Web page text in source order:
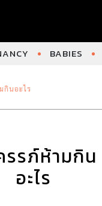
BABIES
กินอะไร
รภ์ห้ามกิน
อะไร